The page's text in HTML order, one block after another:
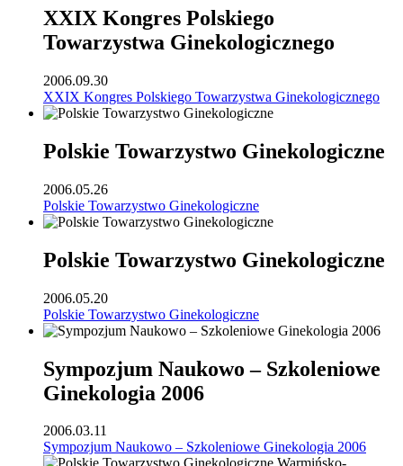
XXIX Kongres Polskiego
Towarzystwa Ginekologicznego
2006.09.30
XXIX Kongres Polskiego Towarzystwa Ginekologicznego
Polskie Towarzystwo Ginekologiczne
2006.05.26
Polskie Towarzystwo Ginekologiczne
Polskie Towarzystwo Ginekologiczne
2006.05.20
Polskie Towarzystwo Ginekologiczne
Sympozjum Naukowo – Szkoleniowe
Ginekologia 2006
2006.03.11
Sympozjum Naukowo – Szkoleniowe Ginekologia 2006